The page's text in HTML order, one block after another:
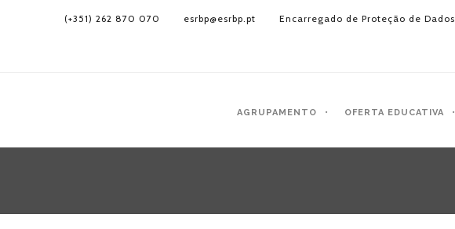
(+351) 262 870 070 esrbp@esrbp.pt Encarregado de Proteção de Dados
AGRUPAMENTO OFERTA EDUCATIVA